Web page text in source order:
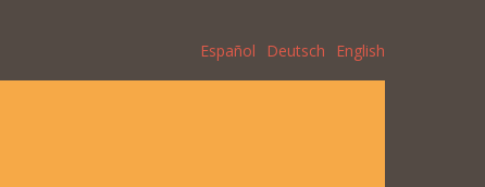
Español Deutsch English